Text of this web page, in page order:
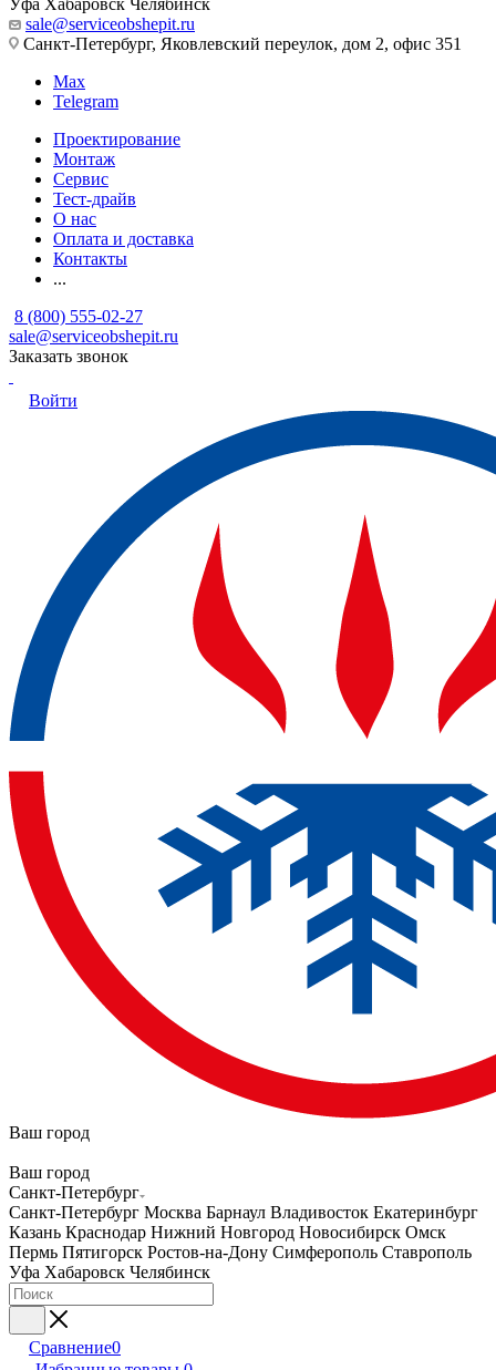
Уфа Хабаровск Челябинск
sale@serviceobshepit.ru
Санкт-Петербург, Яковлевский переулок, дом 2, офис 351
Max
Telegram
Проектирование
Монтаж
Сервис
Тест-драйв
О нас
Оплата и доставка
Контакты
...
8 (800) 555-02-27
sale@serviceobshepit.ru
Заказать звонок
Войти
Ваш город
Ваш город
Санкт-Петербург
Санкт-Петербург Москва Барнаул Владивосток Екатеринбург
Казань Краснодар Нижний Новгород Новосибирск Омск
Пермь Пятигорск Ростов-на-Дону Симферополь Ставрополь
Уфа Хабаровск Челябинск
Сравнение0